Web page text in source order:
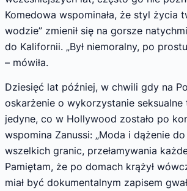
Komedowa wspominała, że styl życia
wodzie” zmienił się na gorsze
do Kalifornii. „Był niemoralny, po
– mówiła.
Dziesięć lat później, w chwili gdy na
oskarżenie o wykorzystanie
jedyne, co w Hollywood zostało po
wspomina Zanussi: „Moda i dążenie
wszelkich granic, przełamywania
Pamiętam, że po domach krążył
miał być dokumentalnym zapisem